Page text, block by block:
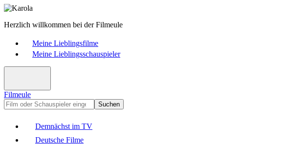
Herzlich willkommen bei der Filmeule
Meine Lieblingsfilme
Meine Lieblingsschauspieler
Filmeule
Suchen
Demnächst im TV
Deutsche Filme